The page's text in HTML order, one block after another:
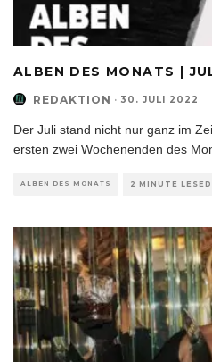
ALBEN DES MONATS |
REDAKTION · 30. JULI 2022
Der Juli stand nicht nur ganz im
ersten zwei Wochenenden des
ALBEN DES MONATS 2 MINUTE